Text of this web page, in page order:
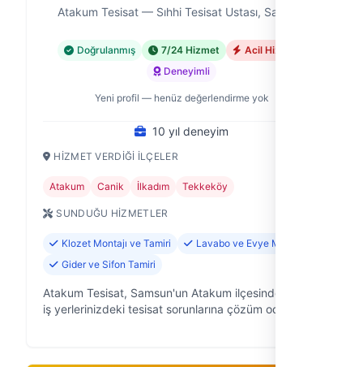
Atakum Tesisat — Sıhhi Tesisat Ustası, Samsun
Doğrulanmış 7/24 Hizmet
Acil Hizmet
Deneyimli
Yeni profil — henüz değerlendirme yok
10 yıl deneyim
HIZMET VERDIĞI İLÇELER
Atakum Canik İlkadım Tekkeköy
SUNDUĞU HIZMETLER
Klozet Montajı ve Tamiri
Lavabo ve Evye Montajı
Gider ve Sifon Tamiri
Atakum Tesisat, Samsun'un Atakum ilçesinde, ev ve
iş yerlerinizdeki tesisat sorunlarına çözüm odaklı